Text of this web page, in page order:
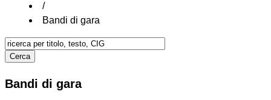
/
Bandi di gara
Bandi di gara